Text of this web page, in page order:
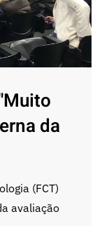
da
(FCT)
avaliação